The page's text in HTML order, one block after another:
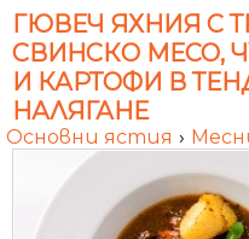
ГЮВЕЧ ЯХНИЯ С
СВИНСКО МЕСО,
И КАРТОФИ В
НАЛЯГАНЕ
Основни ястия ›